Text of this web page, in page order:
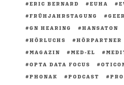
ERIC BERNARD
EUHA
FRÜHJAHRSTAGUNG
GN HEARING
HANSATON
HÖRLUCHS
HÖRPARTNER
MAGAZIN
MED-EL
OPTA DATA FOCUS
PHONAK
PODCAST